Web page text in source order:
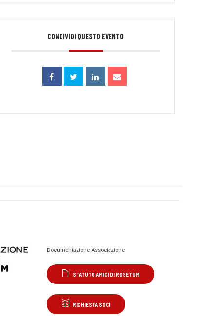
CONDIVIDI QUESTO EVENTO
Documentazione Associazione
STATUTO AMICI DI ROSETUM
RICHIESTA SOCI